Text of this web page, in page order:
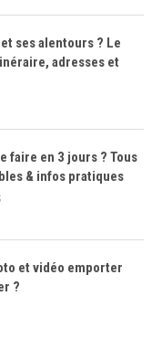
ses alentours ? Le
adresses et
faire en 3 jours ? Tous
& infos pratiques
et vidéo emporter
?